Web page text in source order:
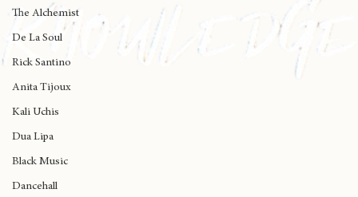
Childish Gambino
The Alchemist
De La Soul
Rick Santino
Anita Tijoux
Kali Uchis
Dua Lipa
Black Music